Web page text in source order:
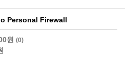
Personal Firewall
원 (0)